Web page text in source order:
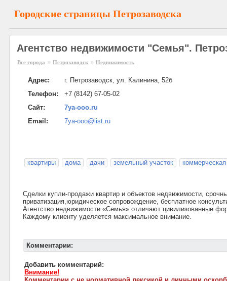
Городские страницы Петрозаводска
Агентство недвижимости "Семья".
Все города » Петрозаводск » Недвижимость
Адрес:
г. Петрозаводск, ул. Калинина, 52б
Телефон:
+7 (8142) 67-05-02
Сайт:
7ya-ooo.ru
Email:
7ya-ooo@list.ru
квартиры дома дачи земельный участок
Cделки купли-продажи квартир и объектов недвижимости,
приватизация,юридическое сопровождение, бесплатное
Агентство недвижимости «Семья» отличают цивилизованные
Каждому клиенту уделяется максимальное внимание.
Комментарии:
Добавить комментарий:
Внимание!